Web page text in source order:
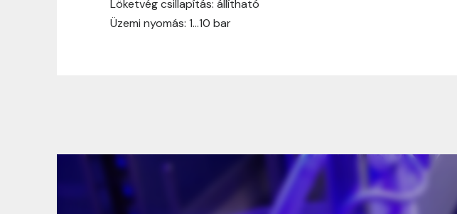
Löketvég csillapítás: állítható
Üzemi nyomás: 1…10 bar